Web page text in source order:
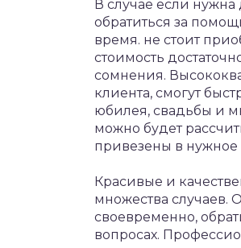
В случае если нужна
обратиться за
время. не стоит
стоимость
сомнения.
клиента, смогут
юбилея, свадьбы и
можно будет
привезены в нужное
Красивые и
множества случаев.
своевременно,
вопросах.